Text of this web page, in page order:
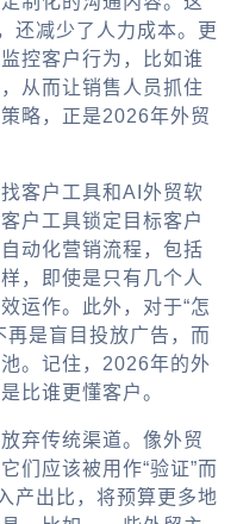
还减少了人力成本。更
控客户行为，比如谁
从而让销售人员抓住
略，正是2026年外贸
客户工具和AI外贸软
户工具锁定目标客户
动化营销流程，包括
，即使是只有几个人
运作。此外，对于“怎
再是盲目投放广告，而
。记住，2026年的外
比谁更懂客户。
弃传统渠道。像外贸
们应该被用作“验证”而
产出比，将预算更多地